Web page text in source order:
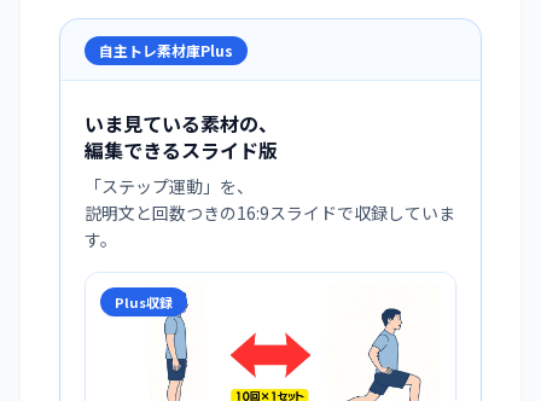
自主トレ素材庫Plus
いま見ている素材の、
編集できるスライド版
「ステップ運動 」を、
説明文と回数つきの16:9スライドで収録していま
す。
Plus収録